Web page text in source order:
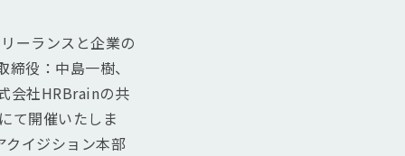
ーランスと企業の
役：中島一樹、
会社HRBrainの共
て開催いたしま
イジション本部